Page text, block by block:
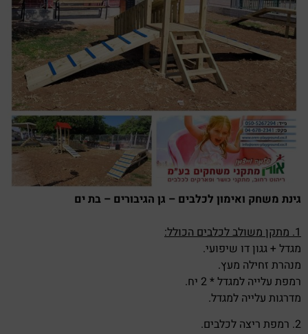
גינת משחק ואימון לכלבים – גן הגיבורים – בת ים
1. מתקן משולב לכלבים הכולל:
מגדל + גגון דו שיפועי.
מנהרת זחילה מעץ.
רמפת עלייה למגדל * 2 יח.
מדרגות עלייה למגדל.
2. רמפת ריצה לכלבים.